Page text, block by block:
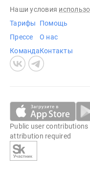
Наши условия
Тарифы
Прессе
Команда
Помощь
О нас
Контакты
Public user
attribution required